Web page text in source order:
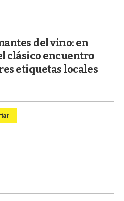
del vino: en
clásico encuentro
etiquetas locales